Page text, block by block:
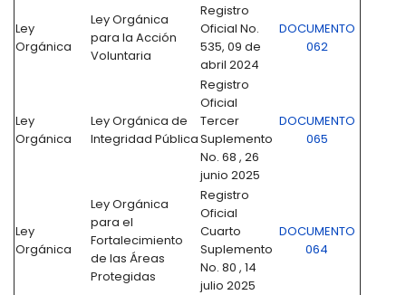
Ley
Orgánica
Ley Orgánica
para la Acción
Voluntaria
Registro
Oficial No.
535, 09 de
abril 2024
DOCUMENTO
062
Ley
Orgánica
Ley Orgánica de
Integridad Pública
Registro
Oficial
Tercer
Suplemento
No. 68 , 26
junio 2025
DOCUMENTO
065
Ley
Orgánica
Ley Orgánica
para el
Fortalecimiento
de las Áreas
Protegidas
Registro
Oficial
Cuarto
Suplemento
No. 80 , 14
julio 2025
DOCUMENTO
064